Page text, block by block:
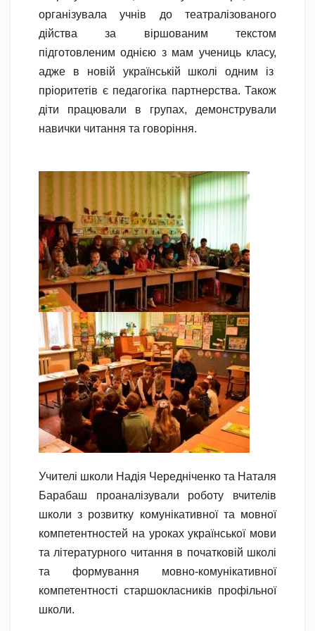
організувала учнів до театралізованого
дійства за віршованим текстом
підготовленим однією з мам учениць класу,
адже в новій українській школі одним із
пріоритетів є педагогіка партнерства. Також
діти працювали в групах, демонстрували
навички читання та говоріння.
Учителі школи Надія Чередніченко та Наталя
Барабаш проаналізували роботу вчителів
школи з розвитку комунікативної та мовної
компетентностей на уроках української мови
та літературного читання в початковій школі
та формування мовно-комунікативної
компетентності старшокласників профільної
школи.